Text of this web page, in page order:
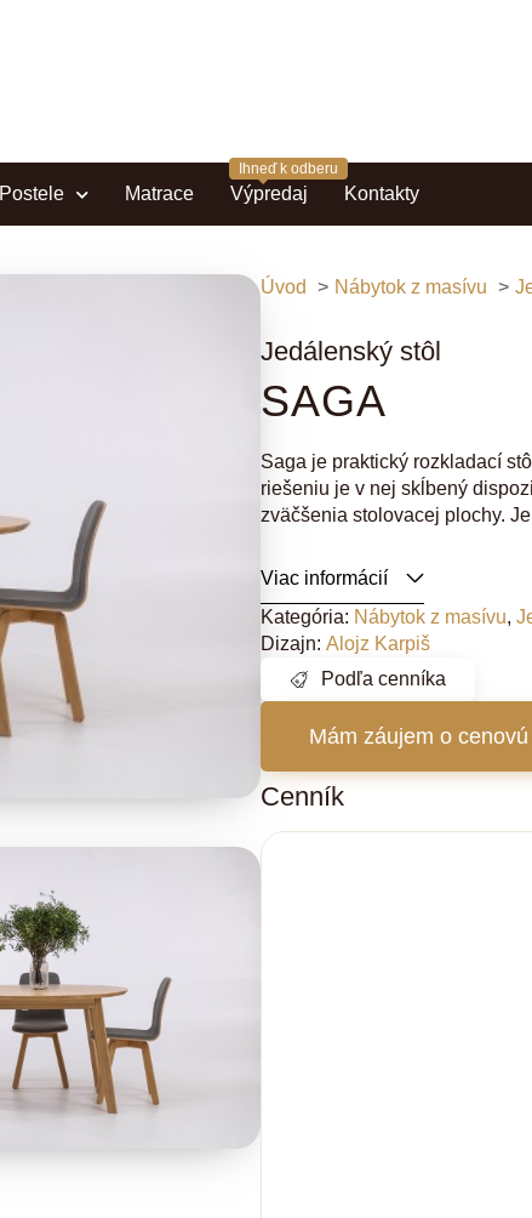
Postele Matrace Výpredaj Kontakty
Úvod Nábytok z masívu
Jedálenský stôl
SAGA
Saga je praktický rozkladací
riešeniu je v nej skĺbený
zväčšenia stolovacej plochy.
Viac informácií
Kategória: Nábytok z masívu,
Dizajn: Alojz Karpiš
Podľa cenníka
Mám záujem o
Cenník